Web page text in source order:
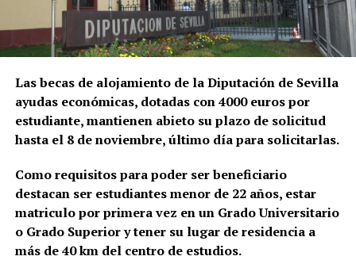
Las becas de alojamiento de la Diputación de Sevilla
ayudas económicas, dotadas con 4000 euros por
estudiante, mantienen abieto su plazo de solicitud
hasta el 8 de noviembre, último día para solicitarlas.
Como requisitos para poder ser beneficiario
destacan ser estudiantes menor de 22 años, estar
matriculo por primera vez en un Grado Universitario
o Grado Superior y tener su lugar de residencia a
más de 40 km del centro de estudios.